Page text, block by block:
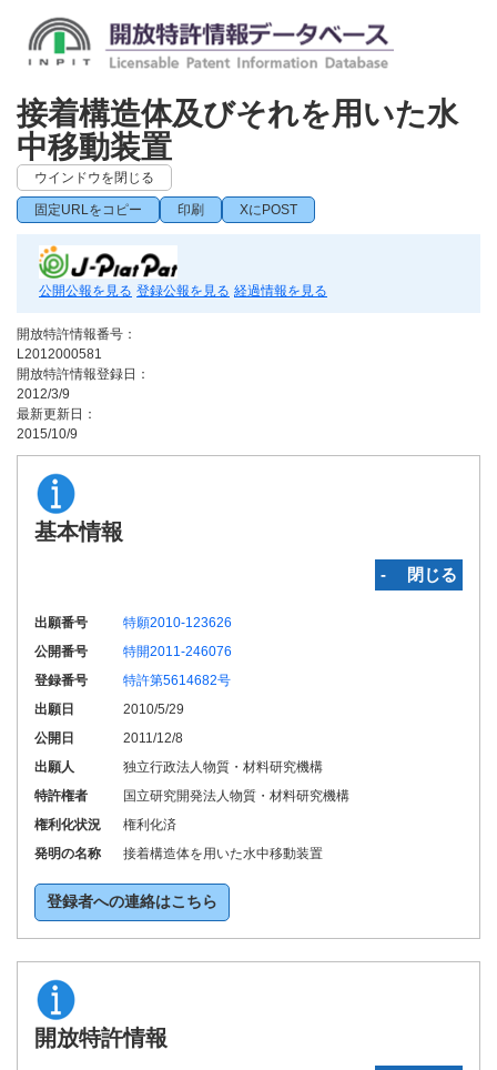
接着構造体及びそれを用いた水
中移動装置
ウインドウを閉じる
固定URLをコピー 印刷 XにPOST
公開公報を見る 登録公報を見る 経過情報を見る
開放特許情報番号：
L2012000581
開放特許情報登録日：
2012/3/9
最新更新日：
2015/10/9
基本情報
‐ 閉じる
出願番号
特願2010-123626
公開番号
特開2011-246076
登録番号
特許第5614682号
出願日
2010/5/29
公開日
2011/12/8
出願人
独立行政法人物質・材料研究機構
特許権者
国立研究開発法人物質・材料研究機構
権利化状況
権利化済
発明の名称
接着構造体を用いた水中移動装置
登録者への連絡はこちら
開放特許情報